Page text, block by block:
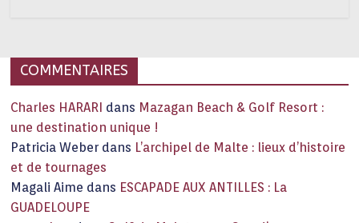
COMMENTAIRES
Charles HARARI dans Mazagan Beach & Golf Resort :
une destination unique !
Patricia Weber dans L’archipel de Malte : lieux d’histoire
et de tournages
Magali Aime dans ESCAPADE AUX ANTILLES : La
GUADELOUPE